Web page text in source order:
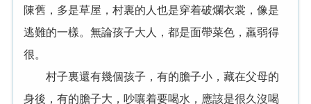
陳舊，多是草屋，村裏的人也是穿着破爛衣裳，像是
逃難的一樣。無論孩子大人，都是面帶菜色，羸弱得
很。
村子裏還有幾個孩子，有的膽子小，藏在父母的
身後，有的膽子大，吵嚷着要喝水，應該是很久沒喝